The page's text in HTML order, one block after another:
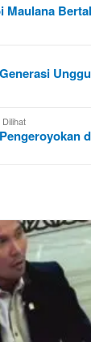
Maulana
Dilihat